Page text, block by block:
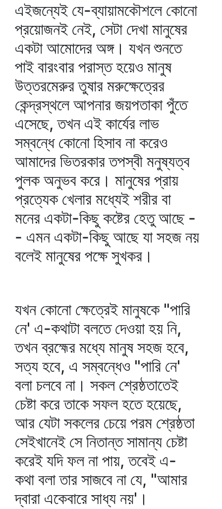
এইজন্যেই যে-ব্যায়ামকৌশলে কোনো
প্রয়োজনই নেই, সেটা দেখা মানুষের
একটা আমোদের অঙ্গ। যখন শুনতে
পাই বারংবার পরাস্ত হয়েও মানুষ
উত্তরমেরুর তুষার মরুক্ষেত্রের
কেন্দ্রস্থলে আপনার জয়পতাকা পুঁতে
এসেছে, তখন এই কার্যের লাভ
সম্বন্ধে কোনো হিসাব না করেও
আমাদের ভিতরকার তপস্বী মনুষ্যত্ব
পুলক অনুভব করে। মানুষের প্রায়
প্রত্যেক খেলার মধ্যেই শরীর বা
মনের একটা-কিছু কষ্টের হেতু আছে -
- এমন একটা-কিছু আছে যা সহজ নয়
বলেই মানুষের পক্ষে সুখকর।
যখন কোনো ক্ষেত্রেই মানুষকে "পারি
নে' এ-কথাটা বলতে দেওয়া হয় নি,
তখন ব্রহ্মের মধ্যে মানুষ সহজ হবে,
সত্য হবে, এ সম্বন্ধেও "পারি নে'
বলা চলবে না। সকল শ্রেষ্ঠতাতেই
চেষ্টা করে তাকে সফল হতে হয়েছে,
আর যেটা সকলের চেয়ে পরম শ্রেষ্ঠতা
সেইখানেই সে নিতান্ত সামান্য চেষ্টা
করেই যদি ফল না পায়, তবেই এ-
কথা বলা তার সাজবে না যে, "আমার
দ্বারা একেবারে সাধ্য নয়'।